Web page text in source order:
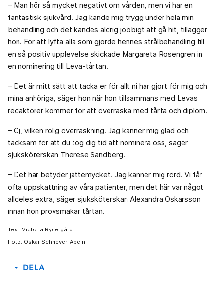
– Man hör så mycket negativt om vården, men vi har en
fantastisk sjukvård. Jag kände mig trygg under hela min
behandling och det kändes aldrig jobbigt att gå hit, tillägger
hon. För att lyfta alla som gjorde hennes strålbehandling till
en så positiv upplevelse skickade Margareta Rosengren in
en nominering till Leva-tårtan.
– Det är mitt sätt att tacka er för allt ni har gjort för mig och
mina anhöriga, säger hon när hon tillsammans med Levas
redaktörer kommer för att överraska med tårta och diplom.
– Oj, vilken rolig överraskning. Jag känner mig glad och
tacksam för att du tog dig tid att nominera oss, säger
sjuksköterskan Therese Sandberg.
– Det här betyder jättemycket. Jag känner mig rörd. Vi får
ofta uppskattning av våra patienter, men det här var något
alldeles extra, säger sjuksköterskan Alexandra Oskarsson
innan hon provsmakar tårtan.
Text: Victoria Rydergård
Foto: Oskar Schriever-Abeln
arrow_drop_down DELA